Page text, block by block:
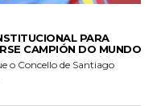
PARA
CAMPIÓN DO MUNDO
o Concello de Santiago